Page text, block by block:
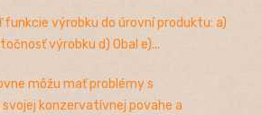
funkcie výrobku do úrovní produktu: a)
výrobku d) Obal e)...
môžu mať problémy s
konzervatívnej povahe a